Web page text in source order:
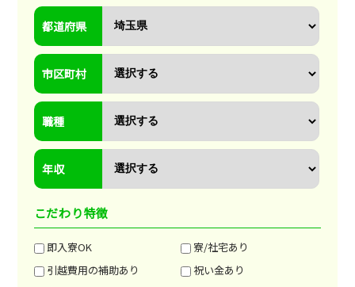
都道府県
市区町村
職種
年収
こだわり特徴
即入寮OK
寮/社宅あり
引越費用の補助あり
祝い金あり